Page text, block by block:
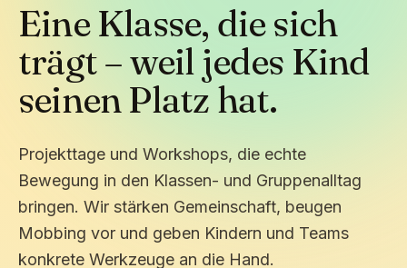
Eine Klasse, die sich
trägt – weil jedes Kind
seinen Platz hat.
Projekttage und Workshops, die echte
Bewegung in den Klassen- und Gruppenalltag
bringen. Wir stärken Gemeinschaft, beugen
Mobbing vor und geben Kindern und Teams
konkrete Werkzeuge an die Hand.